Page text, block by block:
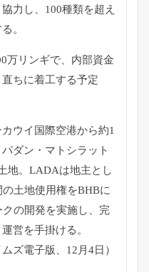
力し、100種類を超え
。
万リンギで、内部資金
ちに着工する予定
ウイ国際空港から約1
ダン・マトシラット
地。LADAは地主とし
土地使用権をBHBに
の開発を実施し、完
営を手掛ける。
ズ電子版、12月4日）